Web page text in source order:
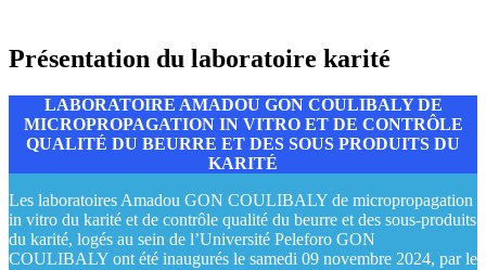
Présentation du laboratoire karité
LABORATOIRE AMADOU GON COULIBALY DE
MICROPROPAGATION IN VITRO ET DE CONTRÔLE
QUALITÉ DU BEURRE ET DES SOUS PRODUITS DU
KARITÉ
Les laboratoires Amadou GON COULIBALY de micropropagation
in vitro du karité et de contrôle qualité du beurre et des sous-produits
du karité, logés au sein de l’Université Peleforo GON
COULIBALY ont été inaugurés le samedi 09 novembre 2024, par le